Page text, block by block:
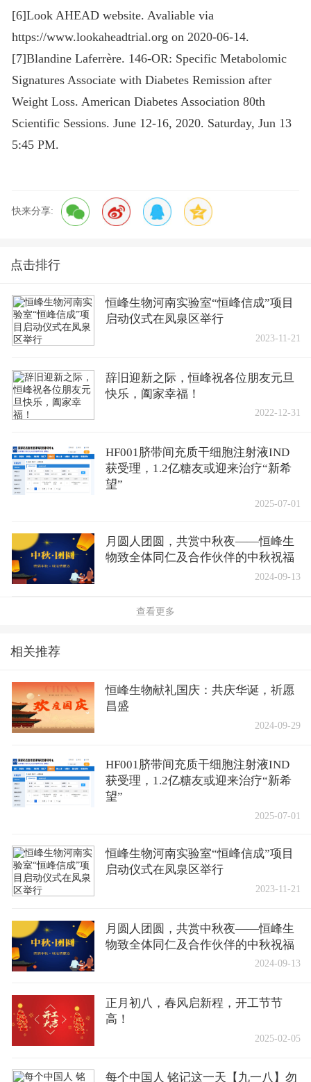
[6]Look AHEAD website. Avaliable via
https://www.lookaheadtrial.org on 2020-06-14.
[7]Blandine Laferrère. 146-OR: Specific Metabolomic
Signatures Associate with Diabetes Remission after
Weight Loss. American Diabetes Association 80th
Scientific Sessions. June 12-16, 2020. Saturday, Jun 13
5:45 PM.
快来分享:
点击排行
恒峰生物河南实验室“恒峰信成”项目
启动仪式在凤泉区举行
2023-11-21
辞旧迎新之际，恒峰祝各位朋友元旦
快乐，阖家幸福！
2022-12-31
HF001脐带间充质干细胞注射液IND
获受理，1.2亿糖友或迎来治疗“新希
望”
2025-07-01
月圆人团圆，共赏中秋夜——恒峰生
物致全体同仁及合作伙伴的中秋祝福
2024-09-13
查看更多
相关推荐
恒峰生物献礼国庆：共庆华诞，祈愿
昌盛
2024-09-29
HF001脐带间充质干细胞注射液IND
获受理，1.2亿糖友或迎来治疗“新希
望”
2025-07-01
恒峰生物河南实验室“恒峰信成”项目
启动仪式在凤泉区举行
2023-11-21
月圆人团圆，共赏中秋夜——恒峰生
物致全体同仁及合作伙伴的中秋祝福
2024-09-13
正月初八，春风启新程，开工节节
高！
2025-02-05
每个中国人 铭记这一天【九一八】勿